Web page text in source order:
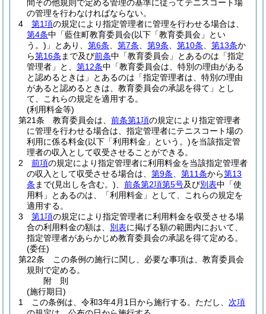
間その他規則で定める管理の基準に従ってテニスコート場
の管理を行わなければならない。
4
第1項の規定により指定管理者に管理を行わせる場合は、
第4条中「藍住町教育委員会(以下「教育委員会」とい
う。) 」とあり、 第6条 第7条 第9条 第10条 第13条か
ら第16条 まで及び前条中「教育委員会」とあるのは「指定
管理者」と、 第12条中「教育委員会は、特別の理由がある
と認めるときは」とあるのは「指定管理者は、特別の理由
があると認めるときは、教育委員会の承認を得て」とし
て、これらの規定を適用する。
(利用料金等)
第21条
教育委員会は、 前条第1項の規定により指定管理者
に管理を行わせる場合は、指定管理者にテニスコート場の
利用に係る料金(以下「利用料金」という。)を当該指定管
理者の収入として収受させることができる。
2
前項の規定により指定管理者に利用料金を当該指定管理者
の収入として収受させる場合は、 第9条 第11条から第13
条 まで(見出しを含む。) 前条第2項第5号及び別表中「使
用料」とあるのは、「利用料金」として、これらの規定を
適用する。
3
第1項の規定により指定管理者に利用料金を収受させる場
合の利用料金の額は、 別表に掲げる額の範囲内において、
指定管理者があらかじめ教育委員会の承認を得て定める。
(委任)
第22条
この条例の施行に関し、必要な事項は、教育委員会
規則で定める。
附 則
(施行期日)
1
この条例は、令和3年4月1日から施行する。 ただし、 次項